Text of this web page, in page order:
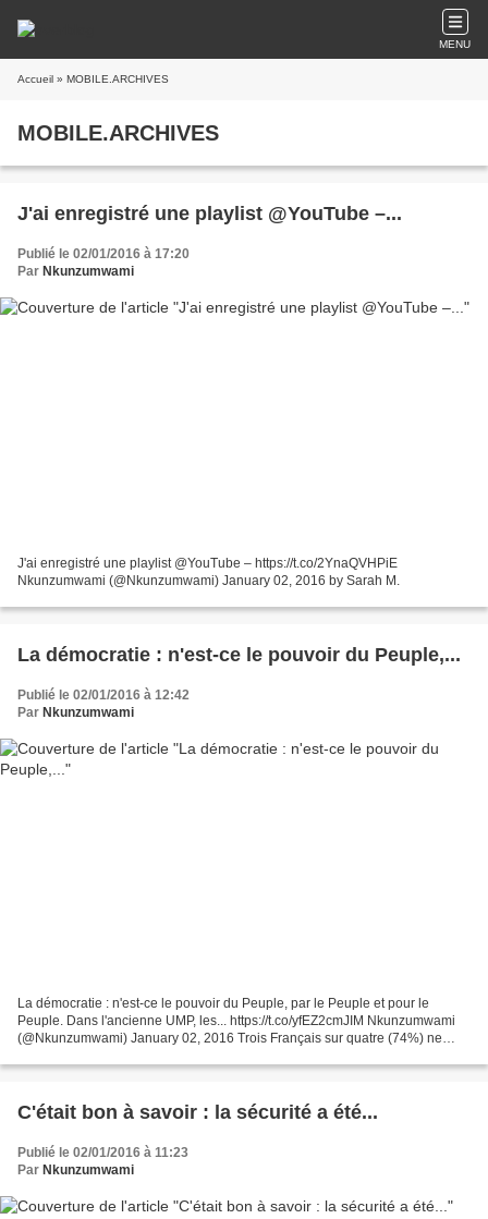
MENU
Accueil » MOBILE.ARCHIVES
MOBILE.ARCHIVES
J'ai enregistré une playlist @YouTube –...
Publié le 02/01/2016 à 17:20
Par Nkunzumwami
J'ai enregistré une playlist @YouTube – https://t.co/2YnaQVHPiE
Nkunzumwami (@Nkunzumwami) January 02, 2016 by Sarah M.
La démocratie : n'est-ce le pouvoir du Peuple,...
Publié le 02/01/2016 à 12:42
Par Nkunzumwami
La démocratie : n'est-ce le pouvoir du Peuple, par le Peuple et pour le
Peuple. Dans l'ancienne UMP, les... https://t.co/yfEZ2cmJIM Nkunzumwami
(@Nkunzumwami) January 02, 2016 Trois Français sur quatre (74%) ne
C'était bon à savoir : la sécurité a été...
Publié le 02/01/2016 à 11:23
Par Nkunzumwami